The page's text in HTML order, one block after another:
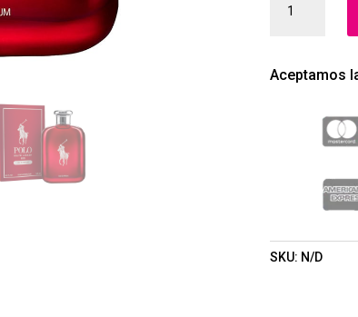
RED
PARFUM
LAUREN)
(HOMBRE)
Aceptamos
SKU: N/D